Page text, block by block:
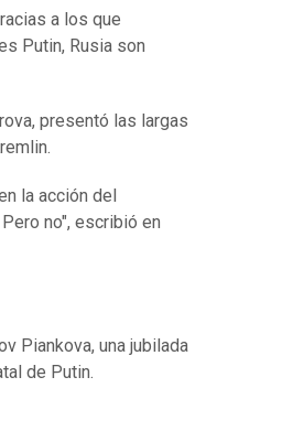
a los que
Putin, Rusia son
presentó las largas
la acción del
no", escribió en
Piankova, una jubilada
de Putin.